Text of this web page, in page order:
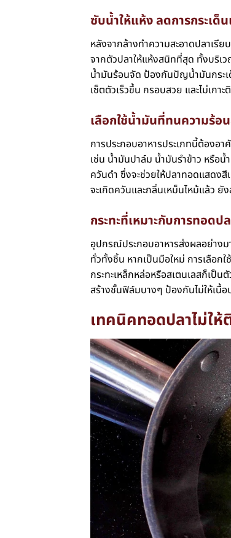
ซับน้ำให้แห้ง ลดการกระเด็
หลังจากล้างทำความสะอาดปลาเรี
จากตัวปลาให้แห้งสนิทที่สุด ทั้งบริเ
น้ำมันร้อนจัด ป้องกันปัญน้ำมันกระเ
เซ็ตตัวเร็วขึ้น กรอบสวย และไม่เก
เลือกใช้น้ำมันที่ทนความร้อ
การประกอบอาหารประเภทนี้ต้อง
เช่น น้ำมันปาล์ม น้ำมันรำข้าว หรือ
ควันดำ ซึ่งจะช่วยให้ปลาทอดแสดง
จะเกิดควันและกลิ่นเหม็นไหม้แล้ว ยั
กระทะที่เหมาะกับการทอดป
อุปกรณ์ประกอบอาหารส่งผลอย่างม
ทั่วทั้งชิ้น หากเป็นมือใหม่ การเลือก
กระทะเหล็กหล่อหรือสเตนเลสก็เป็
สร้างชั้นฟิล์มบางๆ ป้องกันไม่ให้เนื้อ
เทคนิคทอดปลาไม่ให้